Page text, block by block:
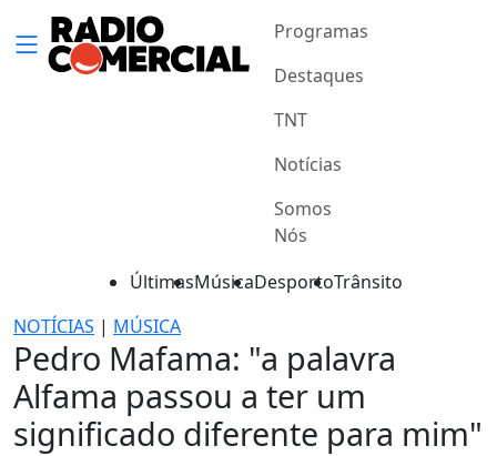
Programas
Destaques
TNT
Notícias
Somos
Nós
ÚltimasMúsicaDesportoTrânsito
NOTÍCIAS | MÚSICA
Pedro Mafama: "a palavra
Alfama passou a ter um
significado diferente para mim"